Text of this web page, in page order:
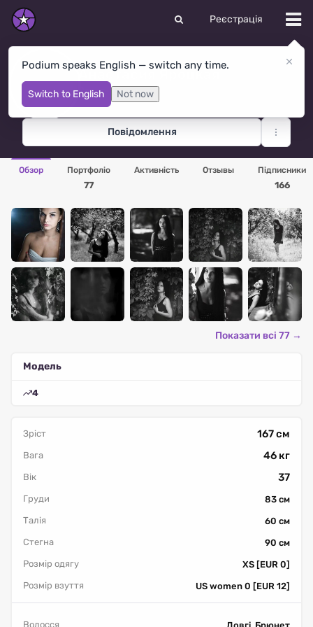
Реєстрація
Podium speaks English — switch any time.
Switch to English Not now
Анастасия Яроцкая
Санкт-Петербург· Росія
Повідомлення
Обзор Портфоліо
77
Активність Отзывы Підписники
166
Показати всі 77 →
Модель
4
Зріст 167 см
Вага 46 кг
Вік 37
Груди
83 см
Талія
60 см
Стегна
90 см
Розмір одягу
XS [EUR 0]
Розмір взуття
US women 0 [EUR 12]
Волосся